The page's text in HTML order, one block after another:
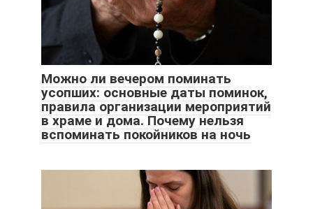
Можно ли вечером поминать
усопших: основные даты поминок,
правила организации мероприятий
в храме и дома. Почему нельзя
вспоминать покойников на ночь